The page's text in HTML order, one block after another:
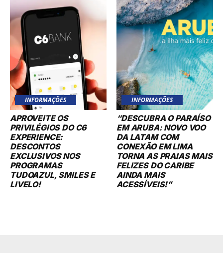
INFORMAÇÕES
APROVEITE OS
PRIVILÉGIOS DO C6
EXPERIENCE:
DESCONTOS
EXCLUSIVOS NOS
PROGRAMAS
TUDOAZUL, SMILES E
LIVELO!
INFORMAÇÕES
“DESCUBRA O PARAÍSO
EM ARUBA: NOVO VOO
DA LATAM COM
CONEXÃO EM LIMA
TORNA AS PRAIAS MAIS
FELIZES DO CARIBE
AINDA MAIS
ACESSÍVEIS!”